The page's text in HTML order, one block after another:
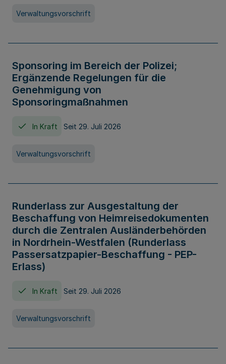
Verwaltungsvorschrift
Sponsoring im Bereich der Polizei;
Ergänzende Regelungen für die
Genehmigung von
Sponsoringmaßnahmen
In Kraft Seit 29. Juli 2026
Verwaltungsvorschrift
Runderlass zur Ausgestaltung der
Beschaffung von Heimreisedokumenten
durch die Zentralen Ausländerbehörden
in Nordrhein-Westfalen (Runderlass
Passersatzpapier-Beschaffung - PEP-
Erlass)
In Kraft Seit 29. Juli 2026
Verwaltungsvorschrift